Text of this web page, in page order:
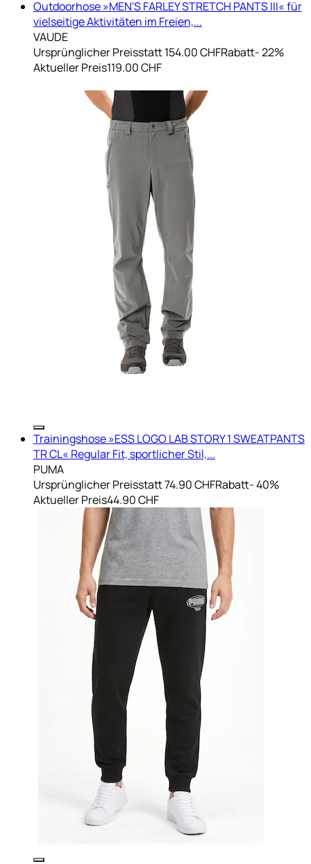
Outdoorhose »MEN'S FARLEY STRETCH PANTS III« für
vielseitige Aktivitäten im Freien,...
VAUDE
Ursprünglicher Preisstatt 154.00 CHFRabatt- 22%
Aktueller Preis119.00 CHF
Trainingshose »ESS LOGO LAB STORY 1 SWEATPANTS
TR CL« Regular Fit, sportlicher Stil,...
PUMA
Ursprünglicher Preisstatt 74.90 CHFRabatt- 40%
Aktueller Preis44.90 CHF